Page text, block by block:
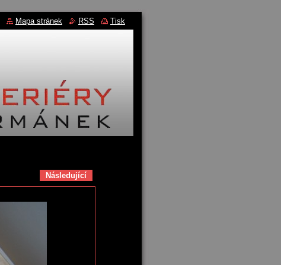
Následující
Mapa stránek RSS Tisk